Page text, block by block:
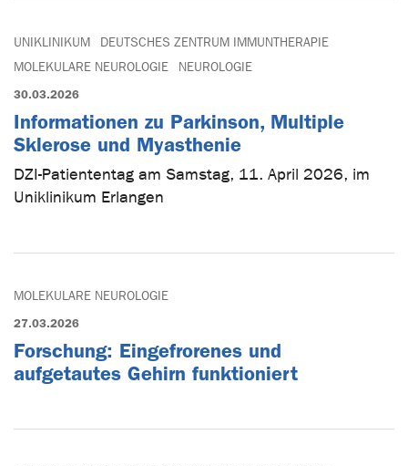
UNIKLINIKUM
DEUTSCHES ZENTRUM IMMUNTHERAPIE
MOLEKULARE NEUROLOGIE
NEUROLOGIE
30.03.2026
Informationen zu Parkinson, Multiple
Sklerose und Myasthenie
DZI-Patiententag am Samstag, 11. April 2026, im
Uniklinikum Erlangen
MOLEKULARE NEUROLOGIE
27.03.2026
Forschung: Eingefrorenes und
aufgetautes Gehirn funktioniert